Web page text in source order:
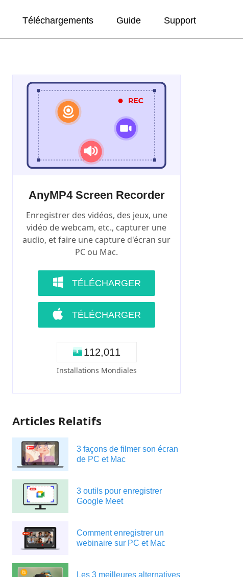
Téléchargements Guide Support
AnyMP4 Screen Recorder
Enregistrer des vidéos, des jeux, une
vidéo de webcam, etc., capturer une
audio, et faire une capture d'écran sur
PC ou Mac.
TÉLÉCHARGER
TÉLÉCHARGER
112,016
Installations Mondiales
Articles Relatifs
3 façons de filmer son écran
de PC et Mac
3 outils pour enregistrer
Google Meet
Comment enregistrer un
webinaire sur PC et Mac
Les 3 meilleures alternatives